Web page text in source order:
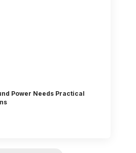
Power Needs Practical